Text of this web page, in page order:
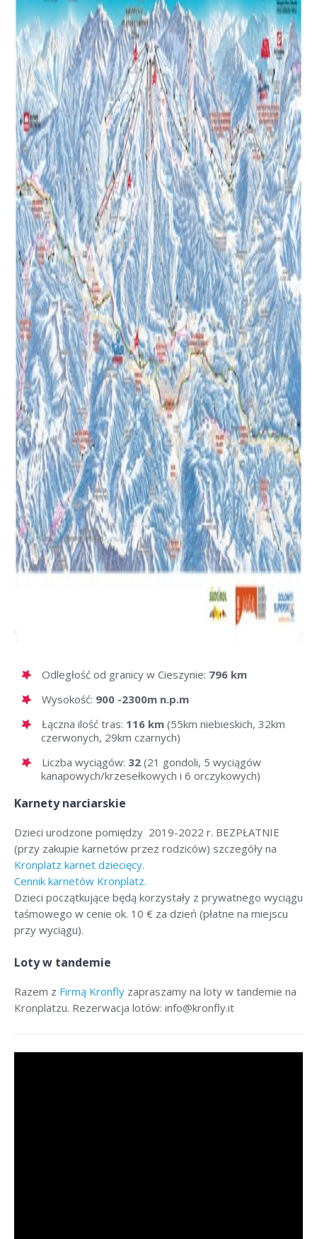
Odległość od granicy w Cieszynie: 796 km
Wysokość: 900 -2300m n.p.m
Łączna ilość tras: 116 km (55km niebieskich, 32km
czerwonych, 29km czarnych)
Liczba wyciągów: 32 (21 gondoli, 5 wyciągów
kanapowych/krzesełkowych i 6 orczykowych)
Karnety narciarskie
Dzieci urodzone pomiędzy 2019-2022 r. BEZPŁATNIE
(przy zakupie karnetów przez rodziców) szczegóły na
Kronplatz karnet dziecięcy.
Cennik karnetów Kronplatz.
Dzieci początkujące będą korzystały z prywatnego wyciągu
taśmowego w cenie ok. 10 € za dzień (płatne na miejscu
przy wyciągu).
Loty w tandemie
Razem z Firmą Kronfly zapraszamy na loty w tandemie na
Kronplatzu. Rezerwacja lotów: info@kronfly.it